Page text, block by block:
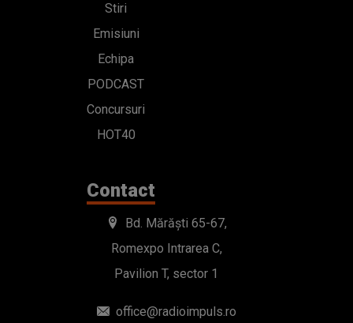
Bd. Mărăști 65-67,
Romexpo Intrarea C,
Pavilion T, sector 1
LIVE : 0754-222.999
WhatsApp: 0754-222.999